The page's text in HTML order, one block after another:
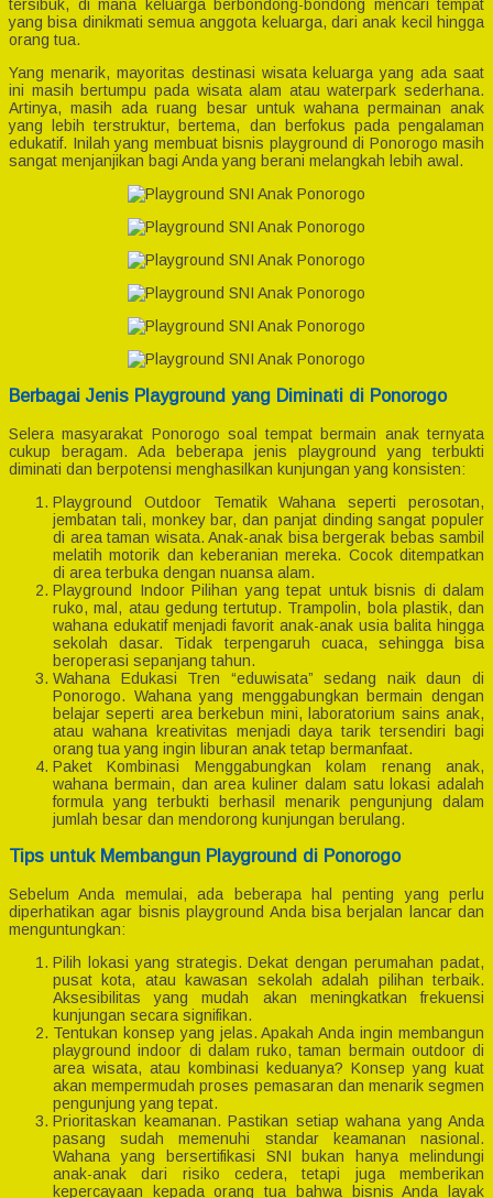
tersibuk, di mana keluarga berbondong-bondong mencari tempat
yang bisa dinikmati semua anggota keluarga, dari anak kecil hingga
orang tua.
Yang menarik, mayoritas destinasi wisata keluarga yang ada saat
ini masih bertumpu pada wisata alam atau waterpark sederhana.
Artinya, masih ada ruang besar untuk wahana permainan anak
yang lebih terstruktur, bertema, dan berfokus pada pengalaman
edukatif. Inilah yang membuat bisnis playground di Ponorogo masih
sangat menjanjikan bagi Anda yang berani melangkah lebih awal.
Berbagai Jenis Playground yang Diminati di Ponorogo
Selera masyarakat Ponorogo soal tempat bermain anak ternyata
cukup beragam. Ada beberapa jenis playground yang terbukti
diminati dan berpotensi menghasilkan kunjungan yang konsisten:
Playground Outdoor Tematik Wahana seperti perosotan,
jembatan tali, monkey bar, dan panjat dinding sangat populer
di area taman wisata. Anak-anak bisa bergerak bebas sambil
melatih motorik dan keberanian mereka. Cocok ditempatkan
di area terbuka dengan nuansa alam.
Playground Indoor Pilihan yang tepat untuk bisnis di dalam
ruko, mal, atau gedung tertutup. Trampolin, bola plastik, dan
wahana edukatif menjadi favorit anak-anak usia balita hingga
sekolah dasar. Tidak terpengaruh cuaca, sehingga bisa
beroperasi sepanjang tahun.
Wahana Edukasi Tren “eduwisata” sedang naik daun di
Ponorogo. Wahana yang menggabungkan bermain dengan
belajar seperti area berkebun mini, laboratorium sains anak,
atau wahana kreativitas menjadi daya tarik tersendiri bagi
orang tua yang ingin liburan anak tetap bermanfaat.
Paket Kombinasi Menggabungkan kolam renang anak,
wahana bermain, dan area kuliner dalam satu lokasi adalah
formula yang terbukti berhasil menarik pengunjung dalam
jumlah besar dan mendorong kunjungan berulang.
Tips untuk Membangun Playground di Ponorogo
Sebelum Anda memulai, ada beberapa hal penting yang perlu
diperhatikan agar bisnis playground Anda bisa berjalan lancar dan
menguntungkan:
Pilih lokasi yang strategis. Dekat dengan perumahan padat,
pusat kota, atau kawasan sekolah adalah pilihan terbaik.
Aksesibilitas yang mudah akan meningkatkan frekuensi
kunjungan secara signifikan.
Tentukan konsep yang jelas. Apakah Anda ingin membangun
playground indoor di dalam ruko, taman bermain outdoor di
area wisata, atau kombinasi keduanya? Konsep yang kuat
akan mempermudah proses pemasaran dan menarik segmen
pengunjung yang tepat.
Prioritaskan keamanan. Pastikan setiap wahana yang Anda
pasang sudah memenuhi standar keamanan nasional.
Wahana yang bersertifikasi SNI bukan hanya melindungi
anak-anak dari risiko cedera, tetapi juga memberikan
kepercayaan kepada orang tua bahwa bisnis Anda layak